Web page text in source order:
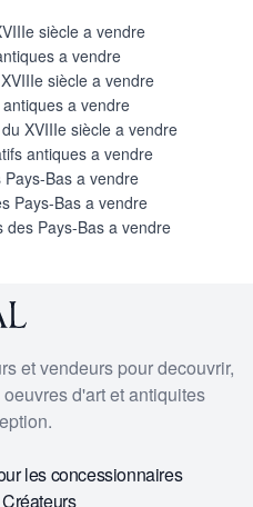
siècle a vendre
a vendre
siècle a vendre
a vendre
XVIIIe siècle a vendre
antiques a vendre
Bas a vendre
Pays-Bas a vendre
des Pays-Bas a vendre
et vendeurs pour decouvrir,
d'art et antiquites
les concessionnaires
Créateurs